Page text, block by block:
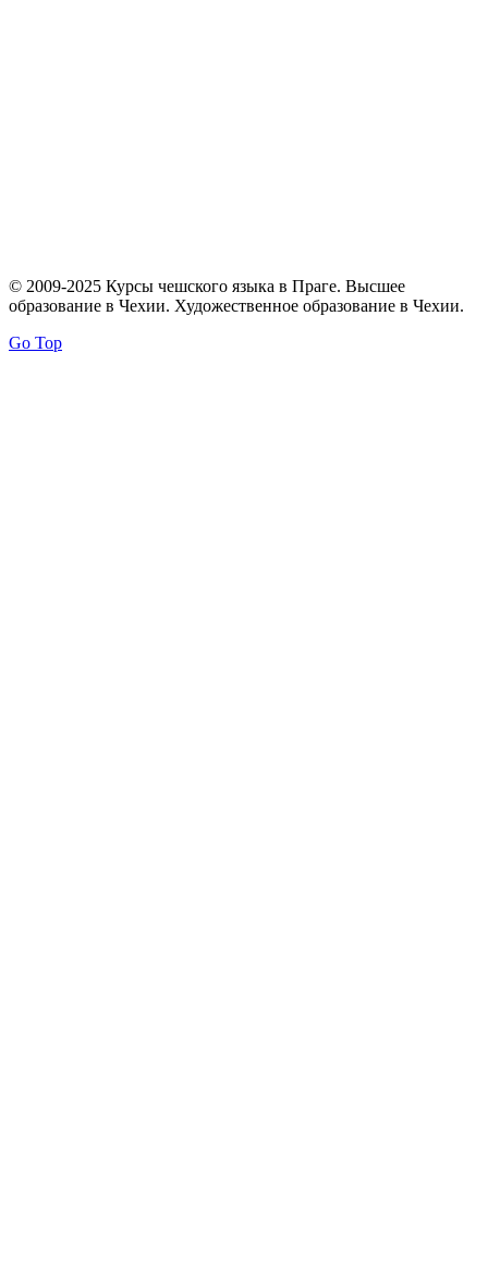
© 2009-2025 Курсы чешского языка в Праге. Высшее
образование в Чехии. Художественное образование в Чехии.
Go Top